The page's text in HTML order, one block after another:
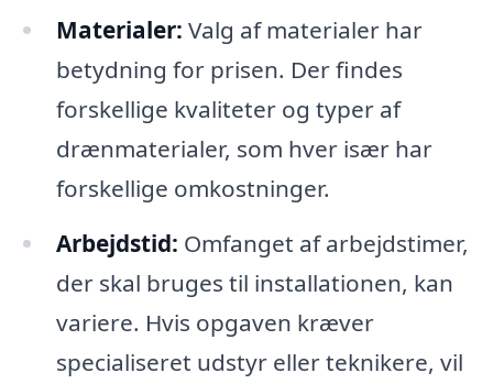
Materialer: Valg af materialer har
betydning for prisen. Der findes
forskellige kvaliteter og typer af
drænmaterialer, som hver især har
forskellige omkostninger.
Arbejdstid: Omfanget af arbejdstimer,
der skal bruges til installationen, kan
variere. Hvis opgaven kræver
specialiseret udstyr eller teknikere, vil